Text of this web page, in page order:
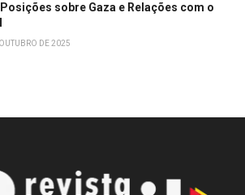
sobre Gaza e Relações com o
DE 2025